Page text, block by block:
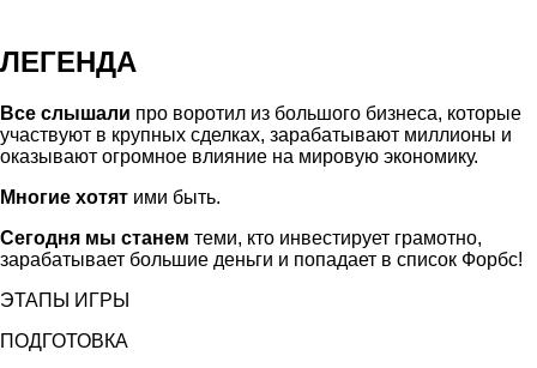
ЛЕГЕНДА
Все слышали про воротил из большого бизнеса, которые
участвуют в крупных сделках, зарабатывают миллионы и
оказывают огромное влияние на мировую экономику.
Многие хотят ими быть.
Сегодня мы станем теми, кто инвестирует грамотно,
зарабатывает большие деньги и попадает в список Форбс!
ЭТАПЫ ИГРЫ
ПОДГОТОВКА